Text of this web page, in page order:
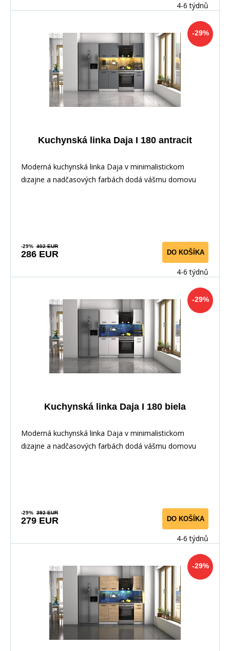
4-6 týdnů
-29%
Kuchynská linka Daja I 180 antracit
Moderná kuchynská linka Daja v minimalistickom
dizajne a nadčasových farbách dodá vášmu domovu
-29% 402 EUR
286 EUR DO KOŠÍKA
4-6 týdnů
-29%
Kuchynská linka Daja I 180 biela
Moderná kuchynská linka Daja v minimalistickom
dizajne a nadčasových farbách dodá vášmu domovu
-29% 392 EUR
279 EUR DO KOŠÍKA
4-6 týdnů
-29%